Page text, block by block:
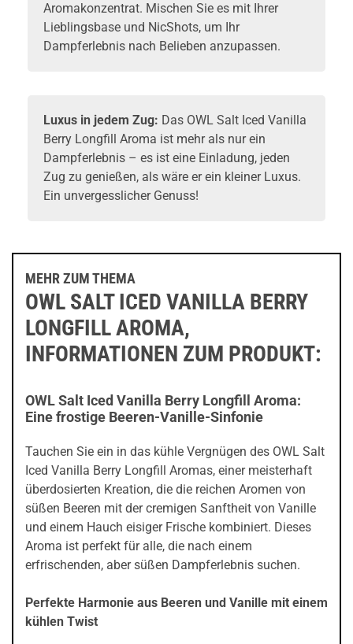
Aromakonzentrat. Mischen Sie es mit Ihrer
Lieblingsbase und NicShots, um Ihr
Dampferlebnis nach Belieben anzupassen.
Luxus in jedem Zug: Das OWL Salt Iced Vanilla
Berry Longfill Aroma ist mehr als nur ein
Dampferlebnis – es ist eine Einladung, jeden
Zug zu genießen, als wäre er ein kleiner Luxus.
Ein unvergesslicher Genuss!
MEHR ZUM THEMA
OWL SALT ICED VANILLA BERRY
LONGFILL AROMA,
INFORMATIONEN ZUM PRODUKT:
OWL Salt Iced Vanilla Berry Longfill Aroma:
Eine frostige Beeren-Vanille-Sinfonie
Tauchen Sie ein in das kühle Vergnügen des OWL Salt
Iced Vanilla Berry Longfill Aromas, einer meisterhaft
überdosierten Kreation, die die reichen Aromen von
süßen Beeren mit der cremigen Sanftheit von Vanille
und einem Hauch eisiger Frische kombiniert. Dieses
Aroma ist perfekt für alle, die nach einem
erfrischenden, aber süßen Dampferlebnis suchen.
Perfekte Harmonie aus Beeren und Vanille mit einem
kühlen Twist